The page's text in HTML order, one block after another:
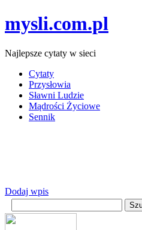
mysli.com.pl
Najlepsze cytaty w sieci
Cytaty
Przysłowia
Sławni Ludzie
Mądrości Życiowe
Sennik
Dodaj wpis